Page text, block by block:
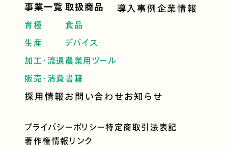
事業一覧
育種
生産
加工・流通
販売・消費
取扱商品
食品
デバイス
農業用ツール
書籍
導入事例企業情報
採用情報お問い合わせお知らせ
プライバシーポリシー特定商取引法表記
著作権情報 リンク